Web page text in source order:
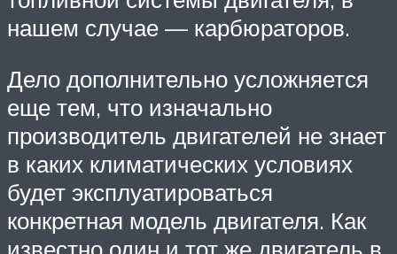
нашем случае — карбюраторов.
Дело дополнительно усложняется
еще тем, что изначально
производитель двигателей не знает
в каких климатических условиях
будет эксплуатироваться
конкретная модель двигателя. Как